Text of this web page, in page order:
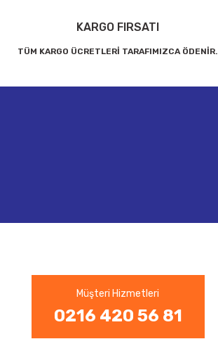
KARGO FIRSATI
TÜM KARGO ÜCRETLERİ TARAFIMIZCA ÖDENİR.
Müşteri Hizmetleri
0216 420 56 81